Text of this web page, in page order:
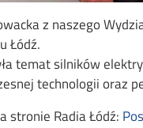
z naszego
Łódź.
temat silników
technologii oraz
stronie Radia Łódź: